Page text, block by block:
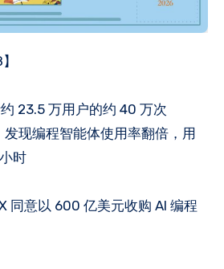
约 23.5 万用户的约 40 万次
现编程智能体使用率翻倍，用
时
同意以 600 亿美元收购 AI 编程